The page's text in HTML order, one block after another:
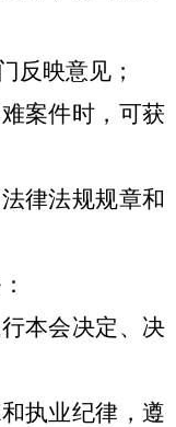
反映意见；
案件时，可获
律法规规章和
本会决定、决
执业纪律，遵